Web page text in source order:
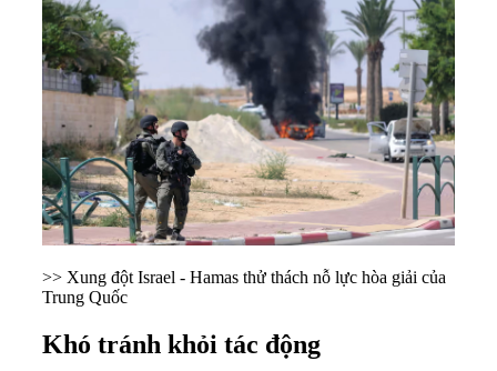
>> Xung đột Israel - Hamas thử thách nỗ lực hòa giải của
Trung Quốc
Khó tránh khỏi tác động